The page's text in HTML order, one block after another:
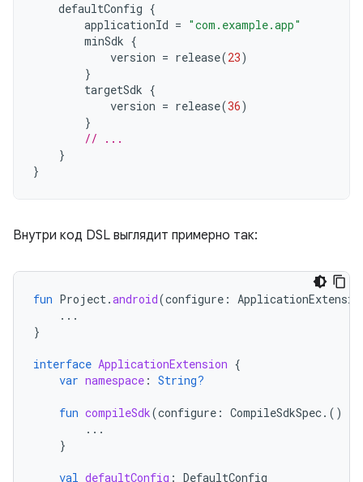
defaultConfig {
applicationId = "com.example.app"
minSdk {
version = release(23)
}
targetSdk {
version = release(36)
}
// ...
}
}
Внутри код DSL выглядит примерно так:
fun Project.android(configure :
...
}
interface ApplicationExtension {
var namespace : String?
fun compileSdk(configure : CompileSdkSpec.()
...
}
val defaultConfig : DefaultConfig